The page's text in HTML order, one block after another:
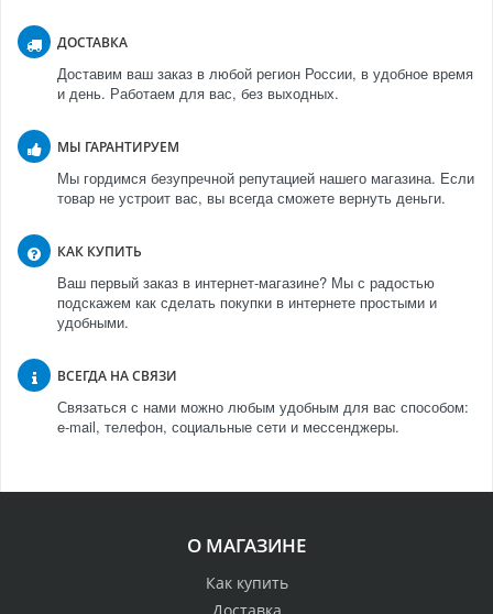
ДОСТАВКА
Доставим ваш заказ в любой регион России, в удобное время
и день. Работаем для вас, без выходных.
МЫ ГАРАНТИРУЕМ
Мы гордимся безупречной репутацией нашего магазина. Если
товар не устроит вас, вы всегда сможете вернуть деньги.
КАК КУПИТЬ
Ваш первый заказ в интернет-магазине? Мы с радостью
подскажем как сделать покупки в интернете простыми и
удобными.
ВСЕГДА НА СВЯЗИ
Связаться с нами можно любым удобным для вас способом:
e-mail, телефон, социальные сети и мессенджеры.
О МАГАЗИНЕ
Как купить